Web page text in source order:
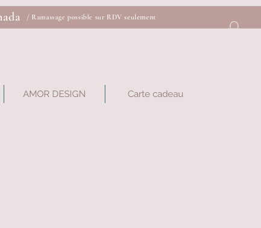
/ Ramassage possible sur RDV seulement
AMOR DESIGN Carte cadeau